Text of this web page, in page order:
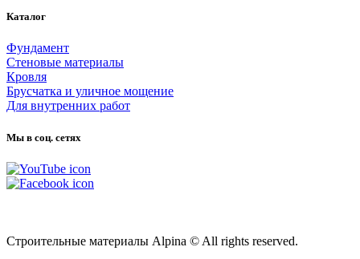
Каталог
Фундамент
Стеновые материалы
Кровля
Брусчатка и уличное мощение
Для внутренних работ
Мы в соц. сетях
Строительные материалы Alpina © All rights reserved.